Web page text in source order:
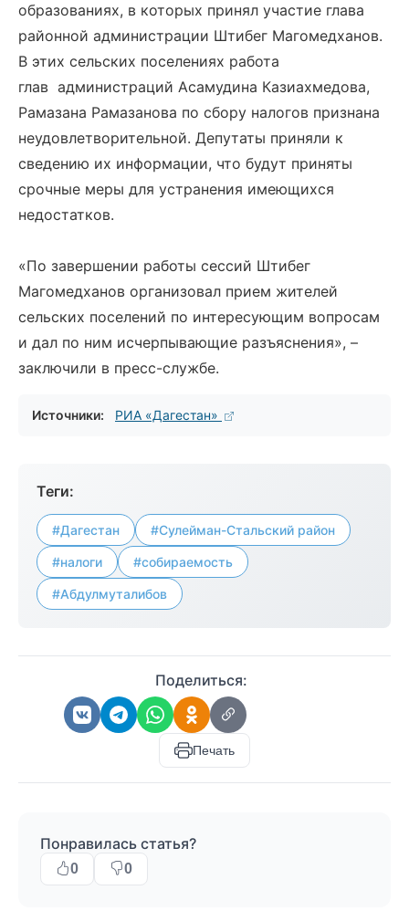
образованиях, в которых принял участие глава
районной администрации Штибег Магомедханов.
В этих сельских поселениях работа
глав администраций Асамудина Казиахмедова,
Рамазана Рамазанова по сбору налогов признана
неудовлетворительной. Депутаты приняли к
сведению их информации, что будут приняты
срочные меры для устранения имеющихся
недостатков.
«По завершении работы сессий Штибег
Магомедханов организовал прием жителей
сельских поселений по интересующим вопросам
и дал по ним исчерпывающие разъяснения», –
заключили в пресс-службе.
Источники: РИА «Дагестан»
Теги:
#Дагестан #Сулейман-Стальский район
#налоги #собираемость
#Абдулмуталибов
Поделиться:
Печать
Понравилась статья?
0 0